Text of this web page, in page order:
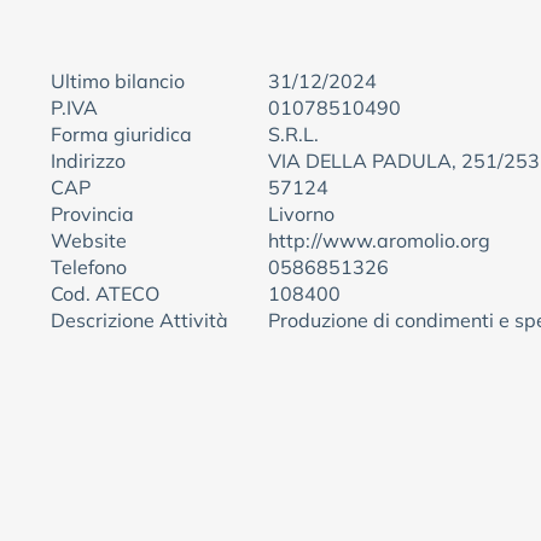
Ultimo bilancio
31/12/2024
P.IVA
01078510490
Forma giuridica
S.R.L.
Indirizzo
VIA DELLA PADULA, 251/253
CAP
57124
Provincia
Livorno
Website
http://www.aromolio.org
Telefono
0586851326
Cod. ATECO
108400
Descrizione Attività
Produzione di condimenti e